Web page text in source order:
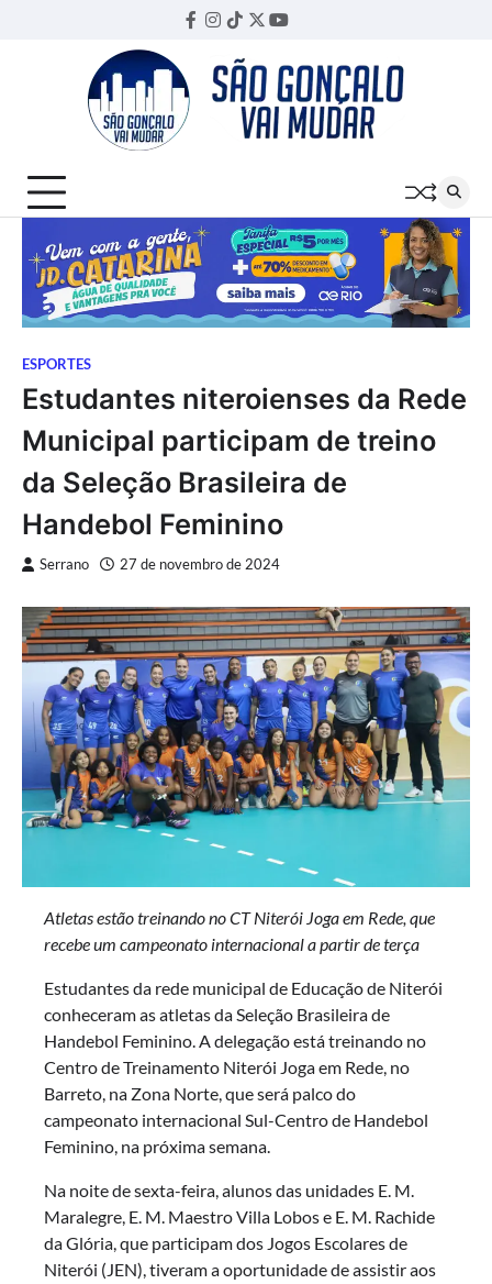
Facebook
Instagram
TikTok
TwitterYouTube
ESPORTES
Estudantes niteroienses da Rede
Municipal participam de treino
da Seleção Brasileira de
Handebol Feminino
Serrano 27 de novembro de 2024
Atletas estão treinando no CT Niterói Joga em Rede, que
recebe um campeonato internacional a partir de terça
Estudantes da rede municipal de Educação de Niterói
conheceram as atletas da Seleção Brasileira de
Handebol Feminino. A delegação está treinando no
Centro de Treinamento Niterói Joga em Rede, no
Barreto, na Zona Norte, que será palco do
campeonato internacional Sul-Centro de Handebol
Feminino, na próxima semana.
Na noite de sexta-feira, alunos das unidades E. M.
Maralegre, E. M. Maestro Villa Lobos e E. M. Rachide
da Glória, que participam dos Jogos Escolares de
Niterói (JEN), tiveram a oportunidade de assistir aos